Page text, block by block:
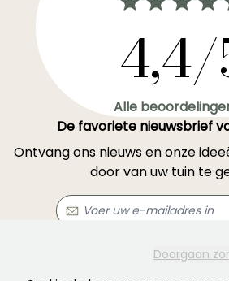
Doorgaan
4,4/
Alle
De favoriete nieuwsbrief
Ontvang ons nieuws en onze
door van uw tuin te
Abonneren →